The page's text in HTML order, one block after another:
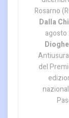
Rosarno
Dalla
agosto
del